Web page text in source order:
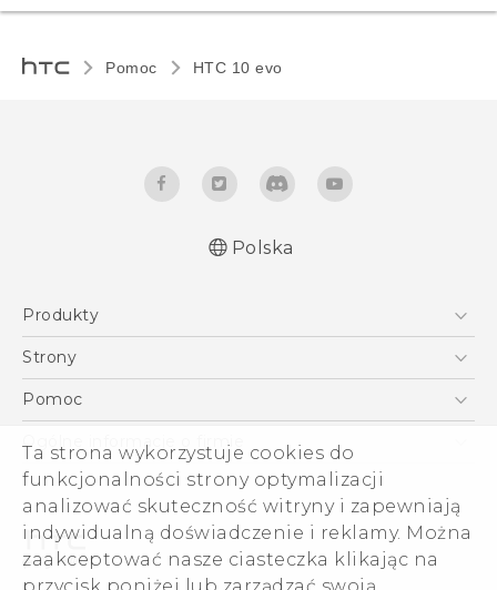
Ta strona wykorzystuje cookies do
funkcjonalności strony optymalizacji
analizować skuteczność witryny i zapewniają
indywidualną doświadczenie i reklamy. Można
zaakceptować nasze ciasteczka klikając na
Pomoc HTC 10 evo‎
Polish - Wytyczne dotyczące bezpieczeństwa i
Polska
Produkty
Smartfony
VIVE
Akcesoria
Strony
HTC Vive
Pomoc
Pomoc E-commerce
Ogólne informacje o firmie
ESG
Informacje o firmie
Dla inwestorów (angielski)
Cookie Preferences